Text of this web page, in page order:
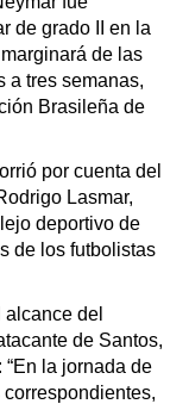
de grado II en la
de las
a tres semanas,
Brasileña de
por cuenta del
Lasmar,
deportivo de
de los futbolistas
del
de Santos,
la jornada de